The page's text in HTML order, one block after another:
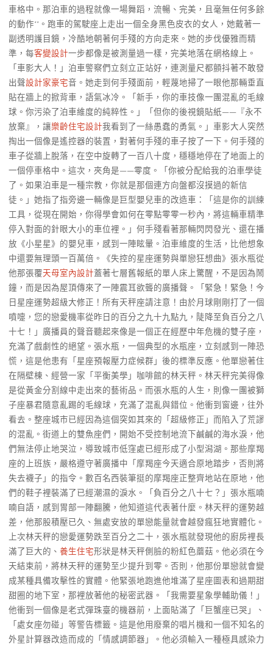
車格中。那泊車的過程就像一場舞蹈，流暢、完美，且毫無任何多餘
的動作**。跑車的駕駛座上走出一個全身黑色皮衣的女人，她戴著一
副透明護目鏡，冷酷地朝著何手殘的方向走來。她的步伐優雅而精
準，每客變設計一步都像是被測量過一樣，完美地落在網格線上。
「車影大人！」泊車警察們立刻立正站好，連測量尺都顫抖著不敢發
出聲設計家豪宅音。她走到何手殘面前，輕蔑地掃了一眼他那輛垂直
貼在牆上的掀背車，語氣冰冷。「新手，你的車技像一團混亂的毛線
球。你污染了泊車維度的純粹性。」「但你的後視鏡貼紙——『永不
放棄』，讓樂齡住宅設計我看到了一絲愚蠢的勇氣。」車影大人突然
掏出一個像是遙控器的裝置，對著何手殘的車子按了一下。何手殘的
車子從牆上脫落，在空中旋轉了一百八十度，穩穩地停在了地面上的
一個停車格中。這次，夾角是——零度。「你被分配給我的泊車學徒
了。如果泊車是一種宗教，你就是那個連方向盤都沒摸過的新信
徒。」她指了指旁邊一輛像是巨型嬰兒車的改造車：「這是你的訓練
工具，從現在開始，你得學會如何在零點零零一秒內，將這輛車精準
停入對面的針眼大小的車位裡。」何手殘看著那輛閃閃發光、還在播
放《小星星》的嬰兒車，感到一陣眩暈。泊車維度的生活，比他想象
中還要無理頭一百萬倍。《失控的星座運勢與單戀狂想曲》張水瓶從
他那張覆天母室內設計蓋著七層舊報紙的單人床上驚醒，不是因為鬧
鐘，而是因為屋頂傳來了一陣震耳欲聾的廣播聲。「緊急！緊急！今
日星座運勢超級大修正！所有天秤座請注意！由於月球剛剛打了一個
噴嚏，您的戀愛機率從昨日的百分之九十九點九，陡降至負百分之八
十七！」廣播員的聲音聽起來像是一個正在經歷中年危機的雙子座，
充滿了戲劇性的絕望。張水瓶，一個典型的水瓶座，立刻感到一陣恐
慌，這是他患有「星座預報壓力症候群」後的標準反應。他單戀著住
在隔壁棟、經營一家「平衡美學」咖啡館的林天秤。林天秤完美得像
是從黃金分割線中走出來的藝術品。而張水瓶的人生，則像一團被獅
子座暴君隨意亂踢的毛線球，充滿了混亂與錯位。他衝到窗邊，往外
看去。整座城市已經因為這個突如其來的「超級修正」而陷入了荒謬
的混亂。街道上的雙魚座們，開始不受控制地流下鹹鹹的海水淚，他
們無法停止地哭泣，導致城市低窪處已經形成了小型潟湖。那些摩羯
座的上班族，嚴格遵守著廣播中「摩羯座今天適合原地踏步，否則將
失去襪子」的指令。數百名西裝筆挺的摩羯座正整齊地站在原地，他
們的鞋子裡裝滿了已經潮濕的淚水。「負百分之八十七？」張水瓶喃
喃自語，感到胃部一陣翻騰，他知道這代表著什麼。林天秤的運勢越
差，他那股積壓已久、無處安放的單戀能量就會越發瘋狂地實體化。
上次林天秤的戀愛運勢跌至百分之二十，張水瓶就發現他的廚房裡長
滿了巨大的、 養生住宅形狀是林天秤側臉的粉紅色蘑菇。他必須在今
天結束前，將林天秤的運勢至少提升到零。否則，他那份單戀就會變
成某種具備攻擊性的實體。他緊張地跑進他堆滿了星座圖表和過期甜
甜圈的地下室，那裡放著他的秘密武器。「我需要星象學輔助儀！」
他衝到一個像是老式彈珠臺的機器前，上面貼滿了「巨蟹座已哭」、
「處女座勿碰」等警告標籤。這是他用廢棄的唱片機和一個不知名的
外星計算器改造而成的「情感調節器」。他必須輸入一種極具感染力